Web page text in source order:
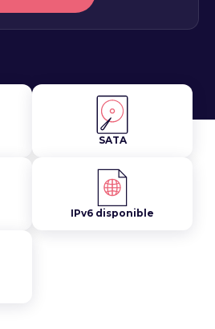
SATA
IPv6 disponible